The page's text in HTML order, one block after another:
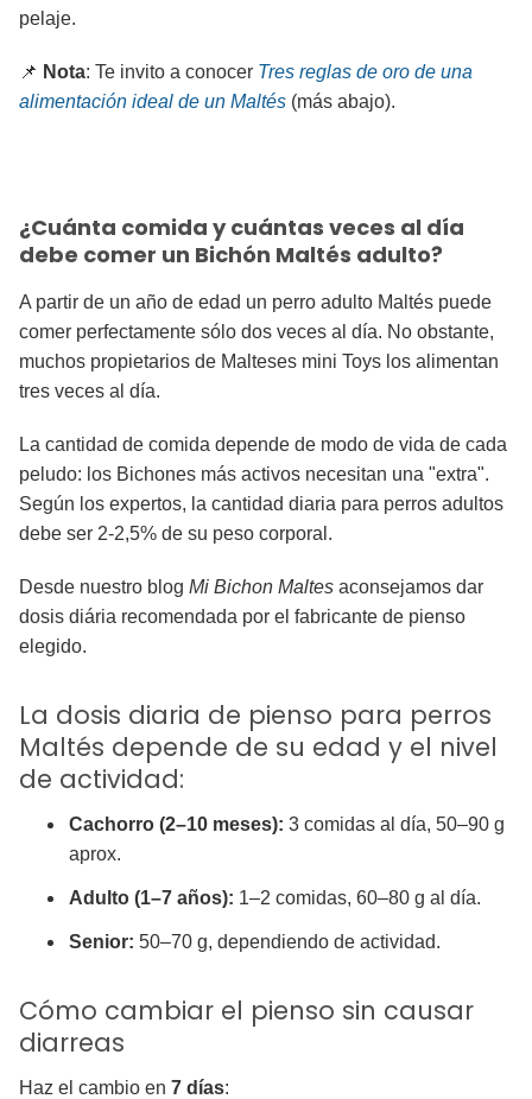
pelaje.
📌 Nota: Te invito a conocer Tres reglas de oro de una
alimentación ideal de un Maltés (más abajo).
¿Cuánta comida y cuántas veces al día
debe comer un Bichón Maltés adulto?
A partir de un año de edad un perro adulto Maltés puede
comer perfectamente sólo dos veces al día. No obstante,
muchos propietarios de Malteses mini Toys los alimentan
tres veces al día.
La cantidad de comida depende de modo de vida de cada
peludo: los Bichones más activos necesitan una "extra".
Según los expertos, la cantidad diaria para perros adultos
debe ser 2-2,5% de su peso corporal.
Desde nuestro blog Mi Bichon Maltes aconsejamos dar
dosis diária recomendada por el fabricante de pienso
elegido.
La dosis diaria de pienso para perros
Maltés depende de su edad y el nivel
de actividad:
Cachorro (2–10 meses): 3 comidas al día, 50–90 g
aprox.
Adulto (1–7 años): 1–2 comidas, 60–80 g al día.
Senior: 50–70 g, dependiendo de actividad.
Cómo cambiar el pienso sin causar
diarreas
Haz el cambio en 7 días: